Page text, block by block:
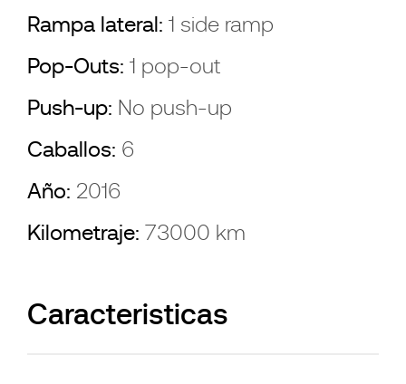
Rampa lateral: 1 side ramp
Pop-Outs: 1 pop-out
Push-up: No push-up
Caballos: 6
Año: 2016
Kilometraje: 73000 km
Caracteristicas